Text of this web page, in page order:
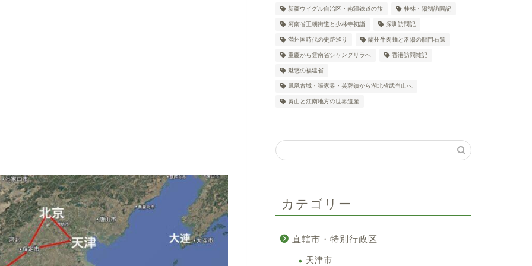
新疆ウイグル自治区・南疆鉄道の旅 桂林・陽朔訪問記
河南省王朝街道と少林寺初詣 深圳訪問記
満州国時代の史跡巡り 蘭州牛肉麺と洛陽の龍門石窟
重慶から雲南省シャングリラへ 香港訪問雑記
魅惑の福建省
鳳凰古城・張家界・芙蓉鎮から湖北省武当山へ
黄山と江南地方の世界遺産
カテゴリー
直轄市・特別行政区
天津市